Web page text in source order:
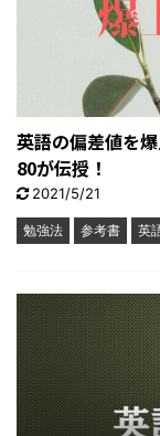
英語の偏差値を
80が伝授！
2021/5/21
勉強法 参考書 英